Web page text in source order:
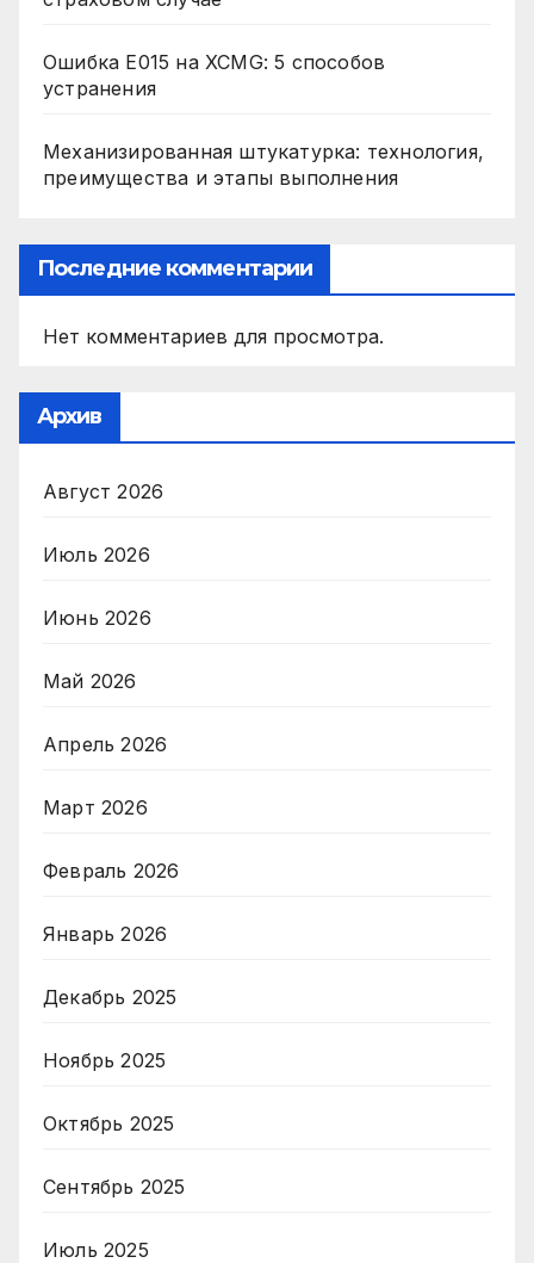
Ошибка E015 на XCMG: 5 способов
устранения
Механизированная штукатурка: технология,
преимущества и этапы выполнения
Последние комментарии
Нет комментариев для просмотра.
Архив
Август 2026
Июль 2026
Июнь 2026
Май 2026
Апрель 2026
Март 2026
Февраль 2026
Январь 2026
Декабрь 2025
Ноябрь 2025
Октябрь 2025
Сентябрь 2025
Июль 2025